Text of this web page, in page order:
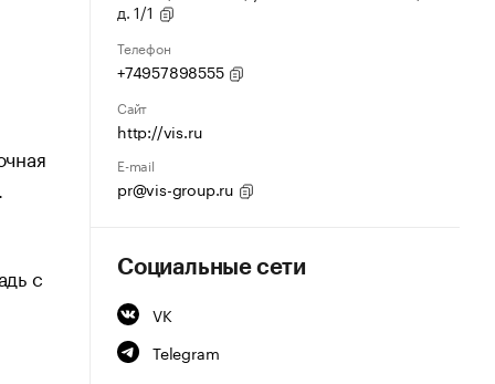
с
д. 1/1
Телефон
+74957898555
Сайт
http://vis.ru
E-mail
pr@vis-group.ru
Социальные сети
VK
Telegram